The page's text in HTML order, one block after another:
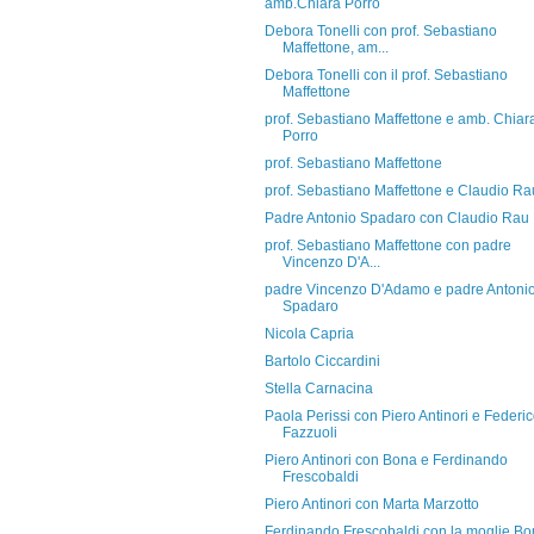
amb.Chiara Porro
Debora Tonelli con prof. Sebastiano
Maffettone, am...
Debora Tonelli con il prof. Sebastiano
Maffettone
prof. Sebastiano Maffettone e amb.
Porro
prof. Sebastiano Maffettone
prof. Sebastiano Maffettone e Claudio
Padre Antonio Spadaro con Claudio Rau
prof. Sebastiano Maffettone con padre
Vincenzo D'A...
padre Vincenzo D'Adamo e padre
Spadaro
Nicola Capria
Bartolo Ciccardini
Stella Carnacina
Paola Perissi con Piero Antinori e
Fazzuoli
Piero Antinori con Bona e Ferdinando
Frescobaldi
Piero Antinori con Marta Marzotto